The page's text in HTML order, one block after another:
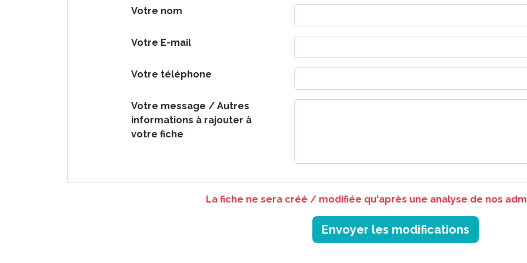
Votre nom
Votre E-mail
Votre téléphone
Votre message / Autres
informations à rajouter à
votre fiche
La fiche ne sera créé / modifiée qu'après une analyse de nos
Envoyer les modifications